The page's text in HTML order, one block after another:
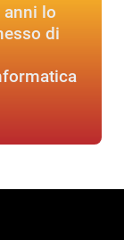
anni lo
di